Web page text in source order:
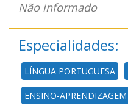
Não informado
Especialidades:
LÍNGUA PORTUGUESA
ENSINO-APRENDIZAGEM